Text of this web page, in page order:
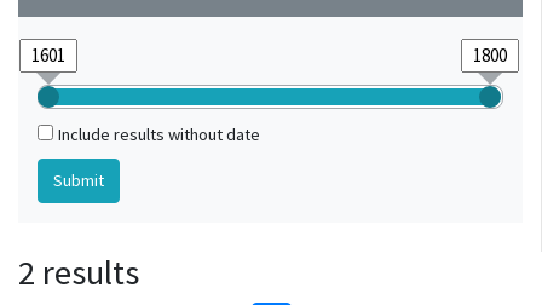
Include results without date
2 results